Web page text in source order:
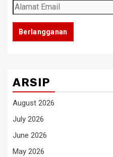
Alamat
Email
Berlangganan
ARSIP
August 2026
July 2026
June 2026
May 2026